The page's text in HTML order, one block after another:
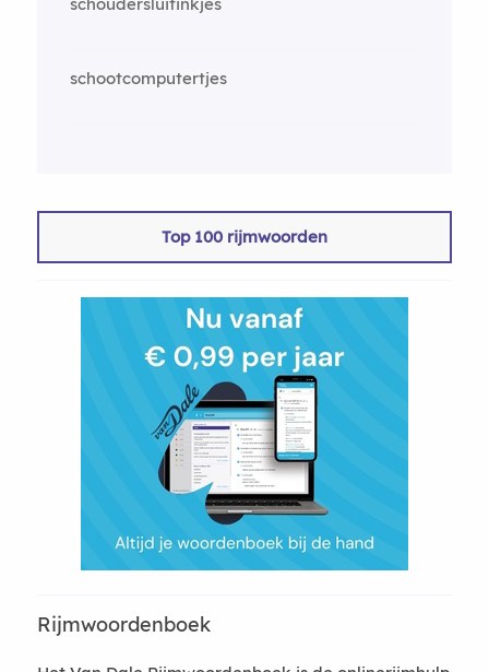
schootcomputertjes
Top 100 rijmwoorden
Rijmwoordenboek